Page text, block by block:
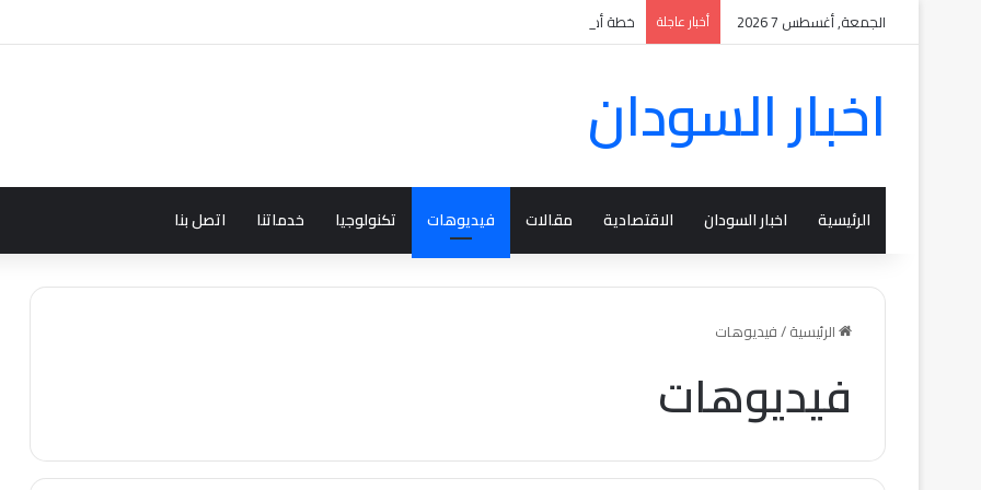
الجمعة, أغسطس 7 2026 أخبار عاجلة خطة أميركية جديدة من 5 محاور ودعم بريطاني لوقف حرب السودان بينها انسحابات متبادلة
اخبار السودان
الرئيسية اخبار السودان الاقتصادية مقالات فيديوهات تكنولوجيا خدماتنا اتصل بنا
الرئيسية/فيديوهات
فيديوهات